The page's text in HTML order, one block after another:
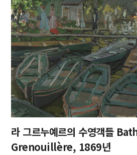
라 그르누예르의 수영객들
Grenouillère, 1869년